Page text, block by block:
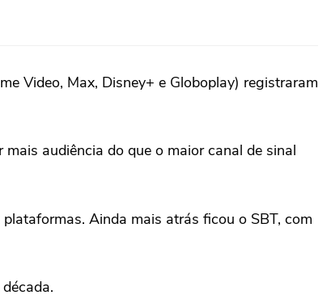
Video, Max, Disney+ e Globoplay) registraram
audiência do que o maior canal de sinal
Ainda mais atrás ficou o SBT, com